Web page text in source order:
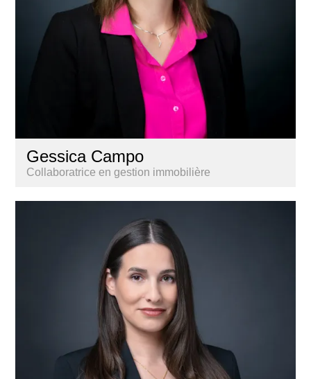
Gessica Campo
Collaboratrice en gestion immobilière